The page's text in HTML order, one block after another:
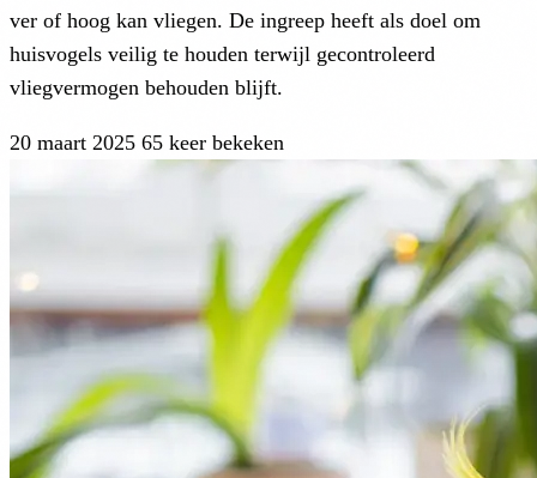
ver of hoog kan vliegen. De ingreep heeft als doel om
huisvogels veilig te houden terwijl gecontroleerd
vliegvermogen behouden blijft.
20 maart 2025 65 keer bekeken